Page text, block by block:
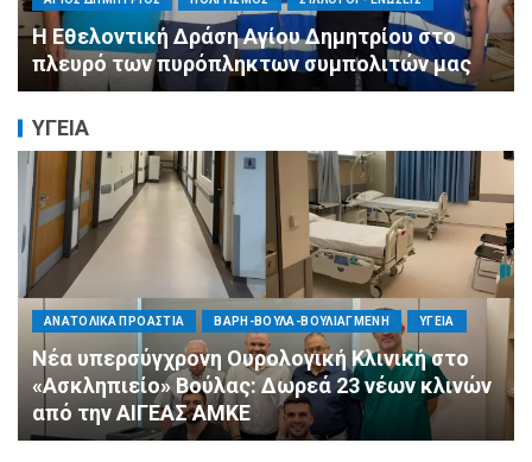
Μπαρμπαγιάννη στα πυρόπληκτα βουνά της
Αττικής: «Μεγάλη η ζημιά, τεράστια η
μεγαλοψυχία των Ελλήνων»
ΥΓΕΙΑ
ΠΟΛΙΤΙΚΗ ΤΡΟΠΟΣ ΖΩΗΣ ΥΓΕΙΑ
«Ημέρα Καρδιάς»: Μια πρωτοποριακή δράση
πρόληψης από τη ΔΗΜ.ΤΟ. Νέας
Φιλαδέλφειας – Νέας Χαλκηδόνας